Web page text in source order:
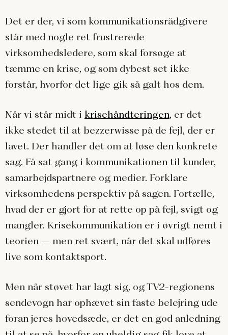
Det er der, vi som kommunikationsrådgivere
står med nogle ret frustrerede
virksomhedsledere, som skal forsøge at
tæmme en krise, og som dybest set ikke
forstår, hvorfor det lige gik så galt hos dem.
Når vi står midt i krisehåndteringen, er det
ikke stedet til at bezzerwisse på de fejl, der er
lavet. Der handler det om at løse den konkrete
sag. Få sat gang i kommunikationen til kunder,
samarbejdspartnere og medier. Forklare
virksomhedens perspektiv på sagen. Fortælle,
hvad der er gjort for at rette op på fejl, svigt og
mangler. Krisekommunikation er i øvrigt nemt i
teorien – men ret svært, når det skal udføres
live som kontaktsport.
Men når støvet har lagt sig, og TV2-regionens
sendevogn har ophævet sin faste belejring ude
foran jeres hovedsæde, er det en god anledning